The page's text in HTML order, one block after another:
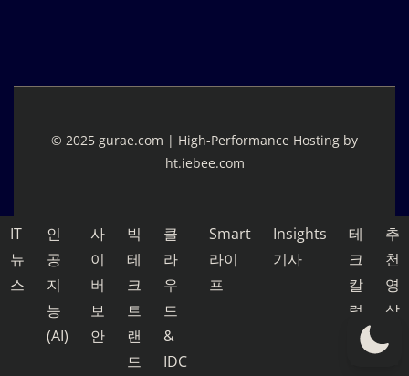
© 2025 gurae.com | High-Performance Hosting by
ht.iebee.com
IT
뉴
스
인
공
지
능
(AI)
사
이
버
보
안
빅
테
크
트
랜
드
클
라
우
드
&
IDC
Smart
라이
프
Insights
기사
테
크
칼
럼
추
천
영
상